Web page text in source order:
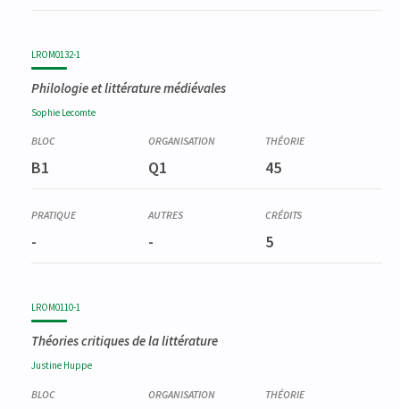
LROM0132-1
Philologie et littérature médiévales
Sophie Lecomte
B1 Q1 45
- - 5
LROM0110-1
Théories critiques de la littérature
Justine Huppe